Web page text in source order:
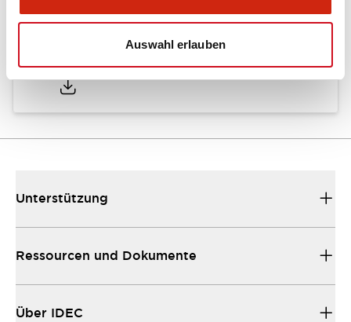
Auswahl erlauben
Unterstützung
Ressourcen und Dokumente
Über IDEC